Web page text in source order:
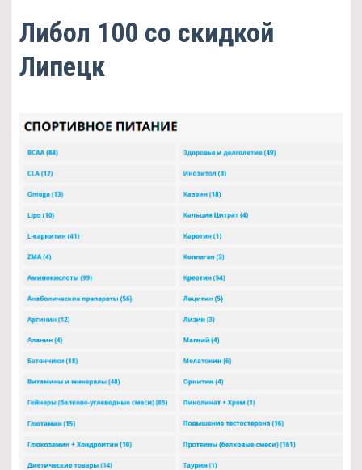
Либол 100 со скидкой
Липецк